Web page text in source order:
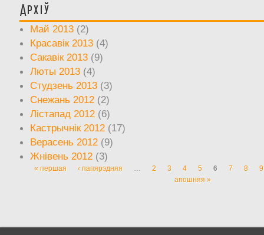
Архіў
Май 2013 (2)
Красавік 2013 (4)
Сакавік 2013 (9)
Люты 2013 (4)
Студзень 2013 (3)
Снежань 2012 (2)
Лістапад 2012 (6)
Кастрычнік 2012 (17)
Верасень 2012 (9)
Жнівень 2012 (3)
Старонкі
« першая ‹ папярэдняя … 2 3 4 5 6 7 8
9
апошняя »